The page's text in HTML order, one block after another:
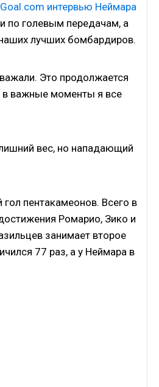
Goal.com интервью Неймара
по голевым передачам, а
лучших бомбардиров.
Это продолжается
в важные моменты я все
вес, но нападающий
пентакамеонов. Всего в
Ромарио, Зико и
занимает второе
77 раз, а у Неймара в